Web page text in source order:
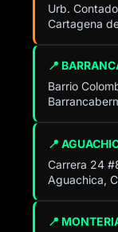
Urb.
Cartagena
📍
Barrio
📍
Carrera 24
Aguachica,
📍